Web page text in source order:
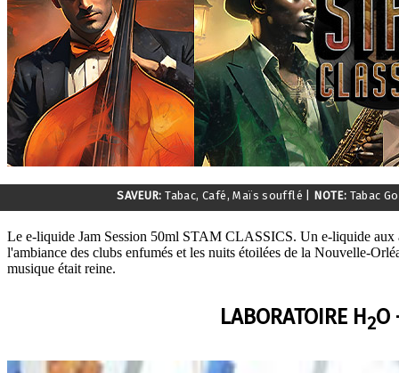
SAVEUR: Tabac, Café, Maïs soufflé NOTE: Tabac
Le e-liquide Jam Session 50ml STAM CLASSICS. Un e-liquide aux
l'ambiance des clubs enfumés et les nuits étoilées de la Nouvelle-
musique était reine.
LABORATOIRE H 2O